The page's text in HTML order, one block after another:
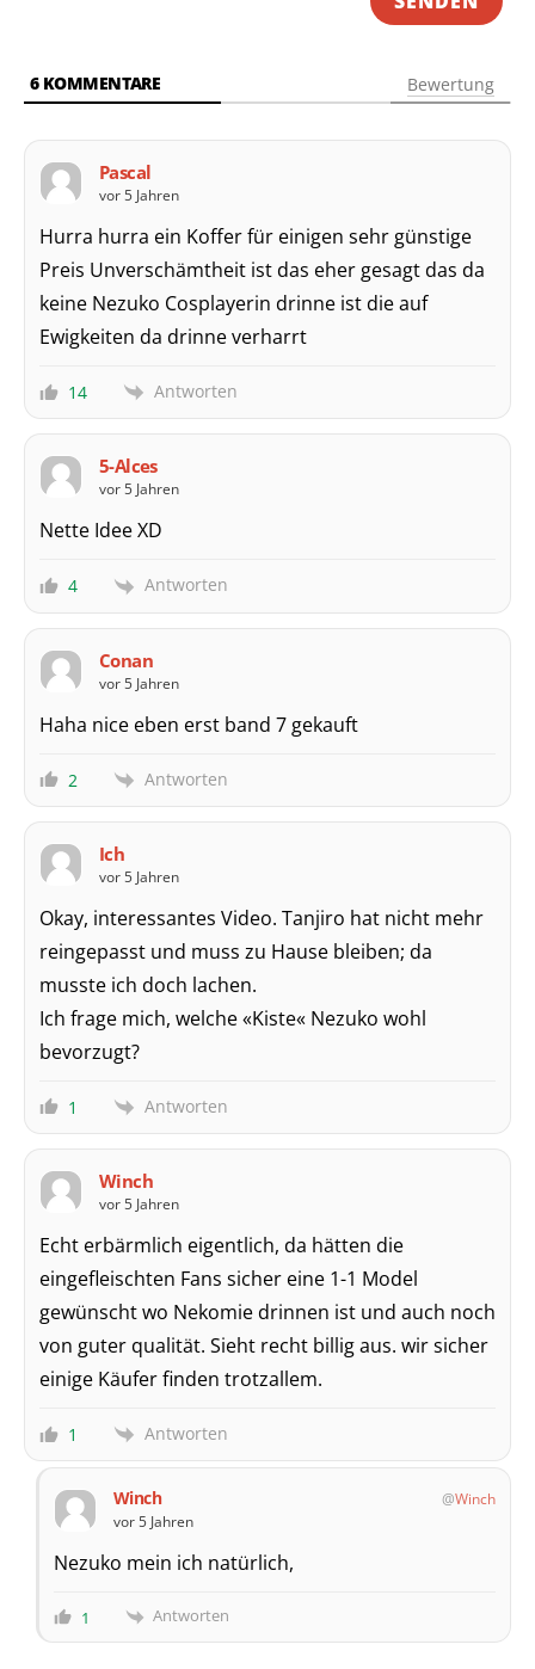
6KOMMENTARE Bewertung
Pascal
vor 5 Jahren
Hurra hurra ein Koffer für einigen sehr günstige
Preis Unverschämtheit ist das eher gesagt das da
keine Nezuko Cosplayerin drinne ist die auf
Ewigkeiten da drinne verharrt
14 Antworten
5-Alces
vor 5 Jahren
Nette Idee XD
4 Antworten
Conan
vor 5 Jahren
Haha nice eben erst band 7 gekauft
2 Antworten
Ich
vor 5 Jahren
Okay, interessantes Video. Tanjiro hat nicht mehr
reingepasst und muss zu Hause bleiben; da
musste ich doch lachen.
Ich frage mich, welche «Kiste« Nezuko wohl
bevorzugt?
1 Antworten
Winch
vor 5 Jahren
Echt erbärmlich eigentlich, da hätten die
eingefleischten Fans sicher eine 1-1 Model
gewünscht wo Nekomie drinnen ist und auch noch
von guter qualität. Sieht recht billig aus. wir sicher
einige Käufer finden trotzallem.
1 Antworten
Winch
Winch
vor 5 Jahren
Nezuko mein ich natürlich,
1 Antworten